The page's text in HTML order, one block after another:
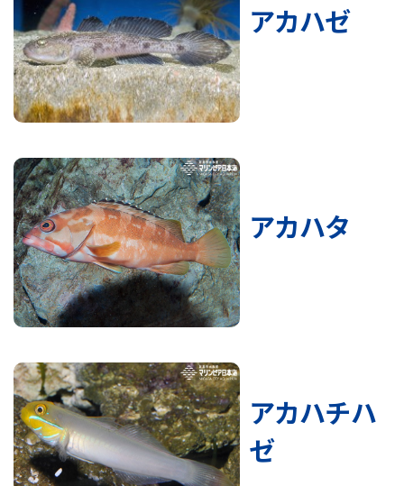
アカハゼ
アカハタ
アカハチハ
ゼ